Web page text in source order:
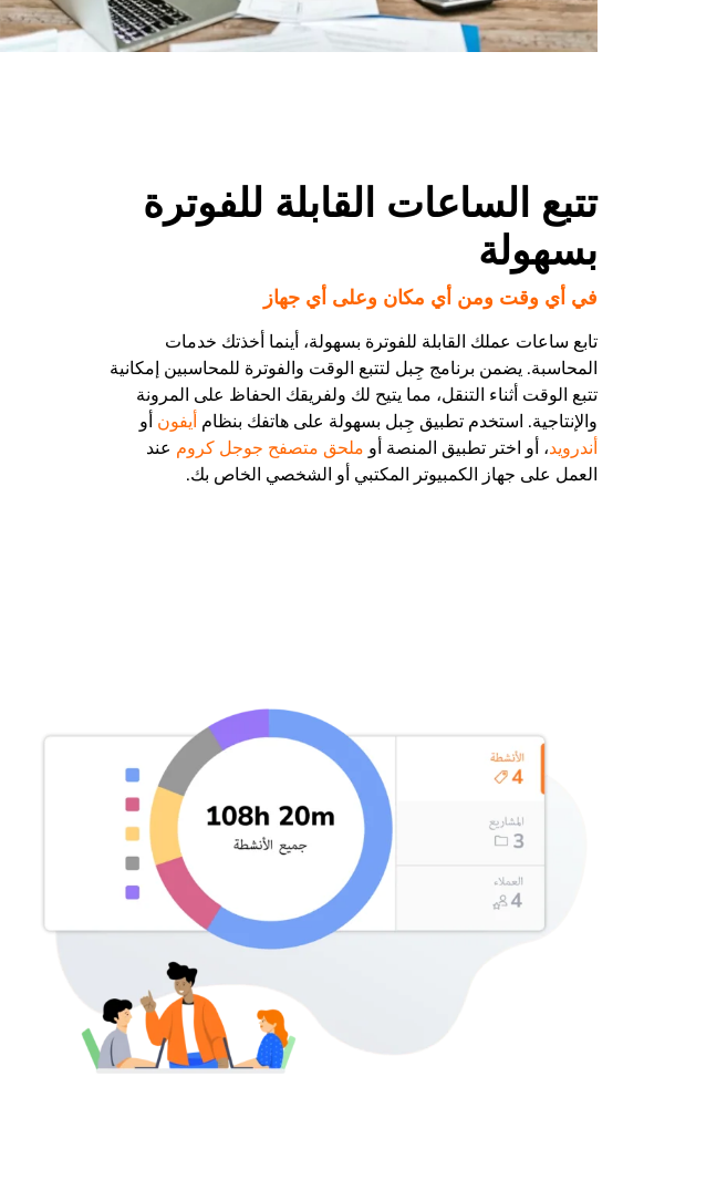
تتبع الساعات القابلة للفوترة
بسهولة
في أي وقت ومن أي مكان وعلى أي جهاز
تابع ساعات عملك القابلة للفوترة بسهولة، أينما أخذتك خدمات
المحاسبة. يضمن برنامج جِبل لتتبع الوقت والفوترة للمحاسبين إمكانية
تتبع الوقت أثناء التنقل، مما يتيح لك ولفريقك الحفاظ على المرونة
والإنتاجية. استخدم تطبيق جِبل بسهولة على هاتفك بنظامأيفون أو
أندرويد، أو اختر تطبيق المنصة أو ملحق متصفح جوجل كروم عند
العمل على جهاز الكمبيوتر المكتبي أو الشخصي الخاص بك.